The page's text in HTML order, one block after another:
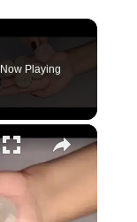
Now Playing
×